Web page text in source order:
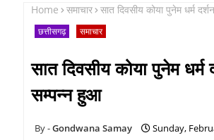
Home समाचार सात दिवसीय कोया पुनेम धर्म
छत्तीसगढ़ समाचार
सात दिवसीय कोया पुनेम धर्म
सम्पन्न हुआ
Gondwana Samay Sunday,